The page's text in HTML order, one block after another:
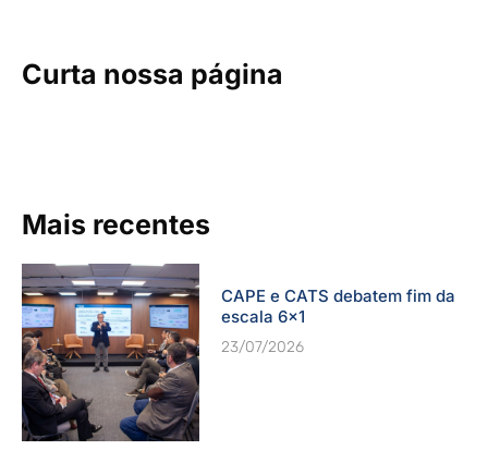
Curta nossa página
Mais recentes
CAPE e CATS debatem fim da
escala 6×1
23/07/2026